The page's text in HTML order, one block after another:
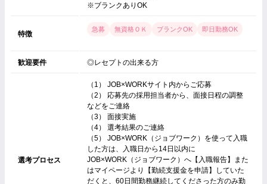
※ブランクありOK
特徴
急募 無資格ＯＫ ブランクOK 即日勤務OK
歓迎要件 ◎レセプトの出来る方
選考プロセス
（1） JOB×WORKサイト内からご応募
（2） 応募先の採用担当者から、面接日程の調整
などをご連絡
（3） 面接実施
（4） 選考結果のご連絡
（5） JOB×WORK（ジョブワーク）を使って入職
した方は、入職日から14日以内に
JOB×WORK（ジョブワーク）へ【入職報告】また
はマイページより【勤続支援金を申請】していた
だくと、60日間勤務継続してくださった方のみ勤